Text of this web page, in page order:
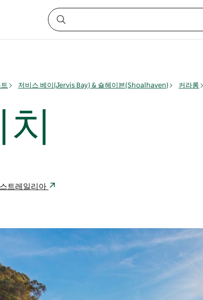
저비스 베이(Jervis Bay) & 숄헤이븐(Shoalhaven) 커라롱
트레일리아